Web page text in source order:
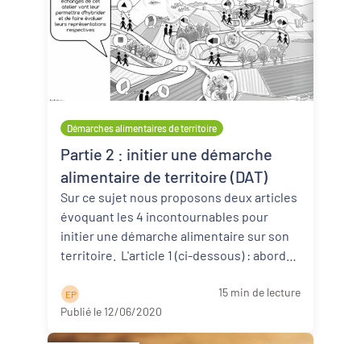
Démarches alimentaires de territoire
Partie 2 : initier une démarche
alimentaire de territoire (DAT)
Sur ce sujet nous proposons deux articles
évoquant les 4 incontournables pour
initier une démarche alimentaire sur son
territoire. L'article 1 (ci-dessous) : aborde
E P
15 min de lecture
Publié le 12/06/2020